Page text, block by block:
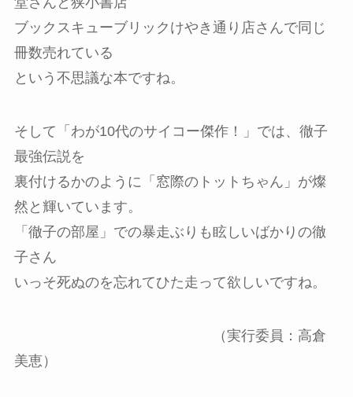
ブックスキューブリックけやき通り店さんで同じ
冊数売れている
という不思議な本ですね。
そして「わが10代のサイコー傑作！」では、徹子
最強伝説を
裏付けるかのように「窓際のトットちゃん」が燦
然と輝いています。
「徹子の部屋」での暴走ぶりも眩しいばかりの徹
子さん
いっそ死ぬのを忘れてひた走って欲しいですね。
（実行委員：高倉
美恵）